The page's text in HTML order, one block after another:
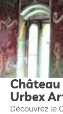
Urbex
Découvrez le